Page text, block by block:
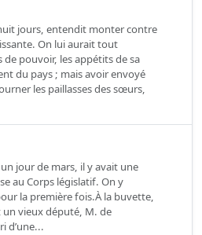
jours, entendit monter contre
On lui aurait tout
de pouvoir, les appétits de sa
du pays ; mais avoir envoyé
les paillasses des sœurs,
jour de mars, il y avait une
au Corps législatif. On y
la première fois.À la buvette,
vieux député, M. de
d’une...